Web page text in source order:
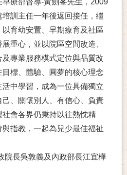
療部督導-黃劍峯先生，2009
訓主任一年後返回接任，繼
育幼安置、早期療育及社區
重心，並以院區空間改造、
專業服務模式定位與品質改
標、體驗、圓夢的核心理念
中學習，成為一位具備獨立
、關懷別人、有信心、負責
會各界仍秉持以往熱忱精
指教，一起為兒少最佳福祉
院長吳敦義及內政部長江宜樺